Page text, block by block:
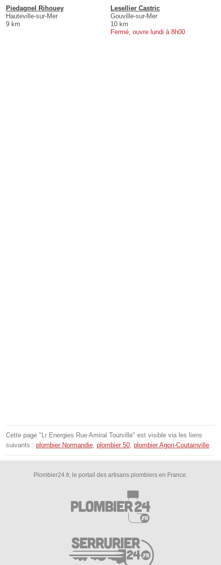
Piedagnel Rihouey
Hauteville-sur-Mer
9 km
Lesellier Castric
Gouville-sur-Mer
10 km
Fermé, ouvre lundi à 8h00
Cette page "Lr Energies Rue Amiral Tourville" est visible via les liens
suivants : plombier Normandie, plombier 50, plombier Agon-Coutainville.
Plombier24.fr, le portail des artisans plombiers en France.